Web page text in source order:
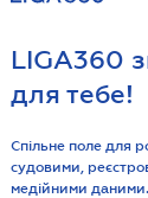
LIGA360
для тебе!
Спільне поле для
судовими,
медійними даними.